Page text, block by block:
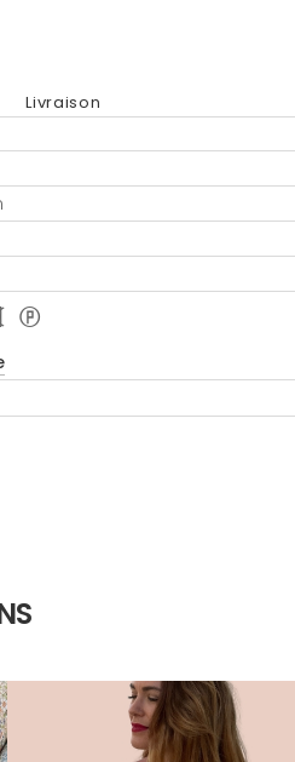
Livraison
*